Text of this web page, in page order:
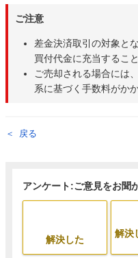
ご注意
差金決済取引の対象と
買付代金に充当するこ
ご売却される場合には
系に基づく手数料がか
戻る
アンケート:ご意見をお聞
解決した
解決